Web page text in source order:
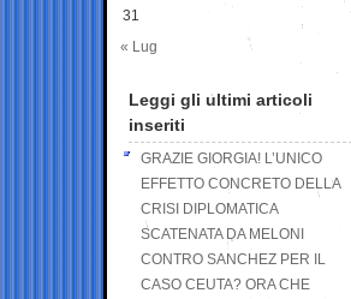
31
« Lug
Leggi gli ultimi articoli
inseriti
GRAZIE GIORGIA! L’UNICO
EFFETTO CONCRETO DELLA
CRISI DIPLOMATICA
SCATENATA DA MELONI
CONTRO SANCHEZ PER IL
CASO CEUTA? ORA CHE